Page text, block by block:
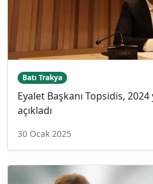
Batı Trakya
Eyalet Başkanı Topsidis,
açıkladı
30 Ocak 2025